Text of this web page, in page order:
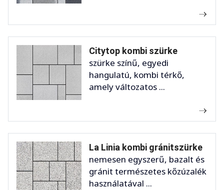
Citytop kombi szürke
szürke színű, egyedi
hangulatú, kombi térkő,
amely változatos ...
La Linia kombi gránitszürke
nemesen egyszerű, bazalt és
gránit természetes kőzúzalék
használatával ...